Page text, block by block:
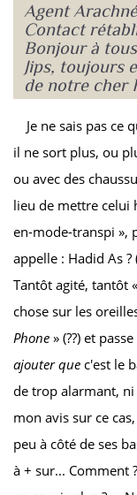
Agent
Contact
Bonjour à
Jips, toujours
de notre cher
Je ne sais pas ce
il ne sort plus, ou
ou avec des
lieu de mettre celui
en-mode-transpi »,
appelle : Hadid As
Tantôt agité, tantôt
chose sur les
Phone » (??) et
ajouter que c'est le
de trop alarmant,
mon avis sur ce
peu à côté de ses
à + sur... Comment